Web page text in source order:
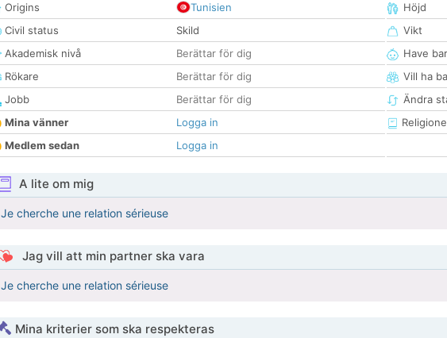
Origins
Tunisien
Civil status
Skild
Akademisk nivå
Berättar för dig
Rökare
Berättar för dig
Jobb
Berättar för dig
Mina vänner
Logga in
Medlem sedan
Logga in
Höjd
Vikt
Have
Vill ha
Ändra
A lite om mig
Je cherche une relation sérieuse
Jag vill att min partner ska vara
Je cherche une relation sérieuse
Mina kriterier som ska respekteras